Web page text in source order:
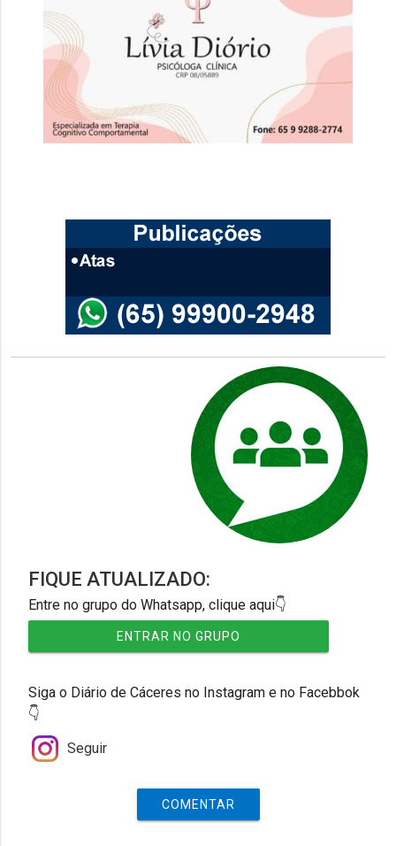
FIQUE ATUALIZADO:
Entre no grupo do Whatsapp, clique aqui👇
ENTRAR NO GRUPO
Siga o Diário de Cáceres no Instagram e no Facebbok
👇
Seguir
COMENTAR